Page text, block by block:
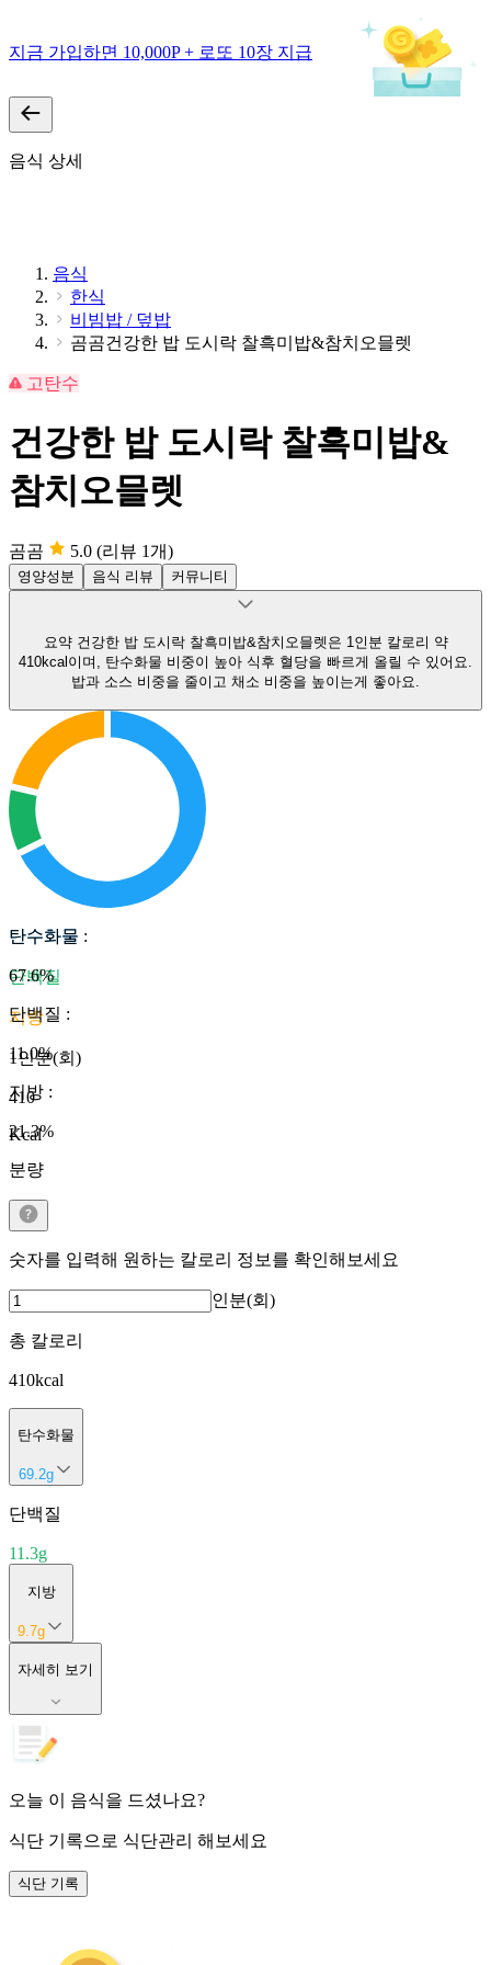
지금 가입하면 10,000P + 로또 10장 지급
음식 상세
음식
한식
비빔밥 / 덮밥
곰곰건강한 밥 도시락 찰흑미밥&참치오믈렛
고탄수
건강한 밥 도시락 찰흑미밥&
참치오믈렛
곰곰 5.0 (리뷰 1개)
영양성분 음식 리뷰 커뮤니티
요약 건강한 밥 도시락 찰흑미밥&참치오믈렛은 1인분 칼로리 약
410kcal이며, 탄수화물 비중이 높아 식후 혈당을 빠르게 올릴 수 있어요.
밥과 소스 비중을 줄이고 채소 비중을 높이는게 좋아요.
탄수화물
단백질
지방
1인분(회)
410
Kcal
탄수화물 :
67.6%
단백질 :
11.0%
지방 :
21.3%
분량
숫자를 입력해 원하는 칼로리 정보를 확인해보세요
인분(회)
총 칼로리
410kcal
탄수화물
69.2g
단백질
11.3g
지방
9.7g
자세히 보기
오늘 이 음식을 드셨나요?
식단 기록으로 식단관리 해보세요
식단 기록